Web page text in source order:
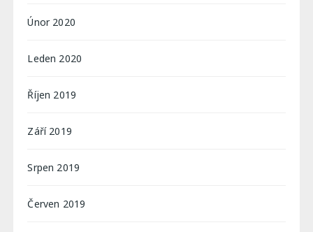
Únor 2020
Leden 2020
Říjen 2019
Září 2019
Srpen 2019
Červen 2019